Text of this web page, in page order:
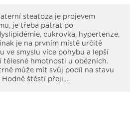
steatoza je projevem
je třeba pátrat po
cukrovka, hypertenze,
je na prvním místě určitě
ve smyslu více pohybu a lepší
tělesné hmotnosti u obézních.
může mít svůj podíl na stavu
Hodně štěstí přeji,…